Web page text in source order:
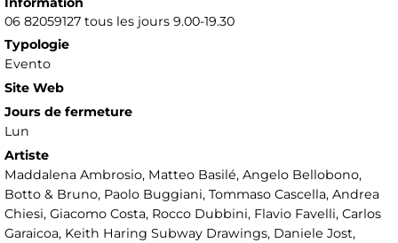
06 82059127 tous les jours 9.00-19.30
Typologie
Evento
Site Web
Jours de fermeture
Lun
Artiste
Maddalena Ambrosio, Matteo Basilé, Angelo Bellobono,
Botto & Bruno, Paolo Buggiani, Tommaso Cascella, Andrea
Chiesi, Giacomo Costa, Rocco Dubbini, Flavio Favelli, Carlos
Garaicoa, Keith Haring Subway Drawings, Daniele Jost,